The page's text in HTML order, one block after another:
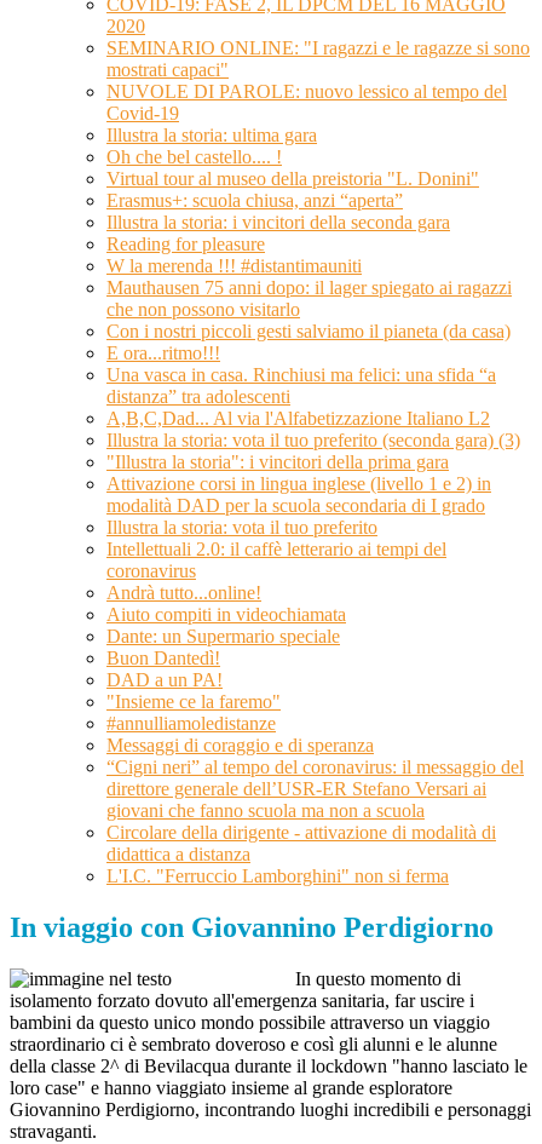
COVID-19: FASE 2, IL DPCM DEL 16 MAGGIO
2020
SEMINARIO ONLINE: "I ragazzi e le ragazze si sono
mostrati capaci"
NUVOLE DI PAROLE: nuovo lessico al tempo del
Covid-19
Illustra la storia: ultima gara
Oh che bel castello.... !
Virtual tour al museo della preistoria "L. Donini"
Erasmus+: scuola chiusa, anzi “aperta”
Illustra la storia: i vincitori della seconda gara
Reading for pleasure
W la merenda !!! #distantimauniti
Mauthausen 75 anni dopo: il lager spiegato ai ragazzi
che non possono visitarlo
Con i nostri piccoli gesti salviamo il pianeta (da casa)
E ora...ritmo!!!
Una vasca in casa. Rinchiusi ma felici: una sfida “a
distanza” tra adolescenti
A,B,C,Dad... Al via l'Alfabetizzazione Italiano L2
Illustra la storia: vota il tuo preferito (seconda gara) (3)
"Illustra la storia": i vincitori della prima gara
Attivazione corsi in lingua inglese (livello 1 e 2) in
modalità DAD per la scuola secondaria di I grado
Illustra la storia: vota il tuo preferito
Intellettuali 2.0: il caffè letterario ai tempi del
coronavirus
Andrà tutto...online!
Aiuto compiti in videochiamata
Dante: un Supermario speciale
Buon Dantedì!
DAD a un PA!
"Insieme ce la faremo"
#annulliamoledistanze
Messaggi di coraggio e di speranza
“Cigni neri” al tempo del coronavirus: il messaggio del
direttore generale dell’USR-ER Stefano Versari ai
giovani che fanno scuola ma non a scuola
Circolare della dirigente - attivazione di modalità di
didattica a distanza
L'I.C. "Ferruccio Lamborghini" non si ferma
In viaggio con Giovannino Perdigiorno
In questo momento di
isolamento forzato dovuto all'emergenza sanitaria, far uscire i
bambini da questo unico mondo possibile attraverso un viaggio
straordinario ci è sembrato doveroso e così gli alunni e le alunne
della classe 2^ di Bevilacqua durante il lockdown "hanno lasciato le
loro case" e hanno viaggiato insieme al grande esploratore
Giovannino Perdigiorno, incontrando luoghi incredibili e personaggi
stravaganti.